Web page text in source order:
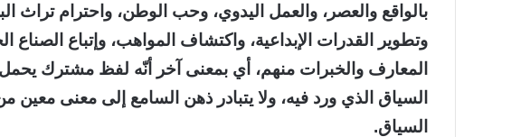
بالواقع والعصر، والعمل اليدوي، وحب الوطن، واحترام تراث
وتطوير القدرات الإبداعية، واكتشاف المواهب، وإتباع الصناع
المعارف والخبرات منهم، أي بمعنى آخر أنّه لفظ مشترك يحمل
السياق الذي ورد فيه، ولا يتبادر ذهن السامع إلى معنى
السياق.